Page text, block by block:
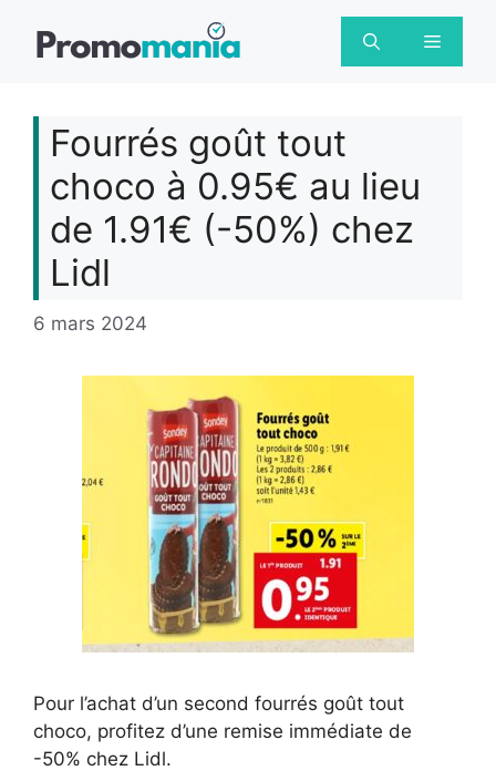
Menu
Fourrés goût tout
choco à 0.95€ au lieu
de 1.91€ (-50%) chez
Lidl
6 mars 2024
Pour l’achat d’un second fourrés goût tout
choco, profitez d’une remise immédiate de
-50% chez Lidl.